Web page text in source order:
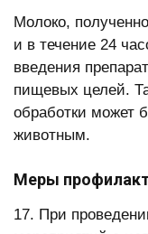
Молоко,
и в течение 24
введения
пищевых целей.
обработки может
животным.
Меры
17. При